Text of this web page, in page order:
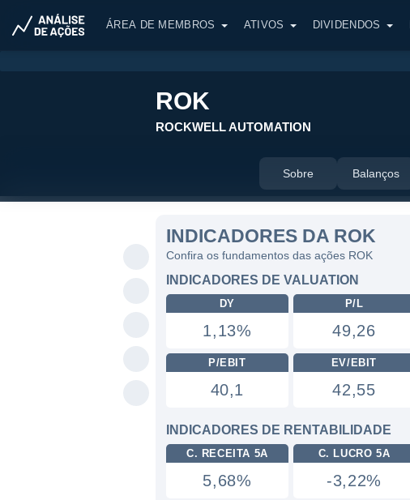
ÁREA DE MEMBROS ATIVOS DIVIDENDOS
ROK
ROCKWELL AUTOMATION
Sobre Balanços
INDICADORES DA ROK
Confira os fundamentos das ações ROK
INDICADORES DE VALUATION
DY
1,13%
P/L
49,26
P/EBIT
40,1
EV/EBIT
42,55
INDICADORES DE RENTABILIDADE
C. RECEITA 5A
5,68%
C. LUCRO 5A
-3,22%